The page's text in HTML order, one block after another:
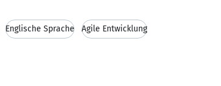
Englische Sprache Agile Entwicklung